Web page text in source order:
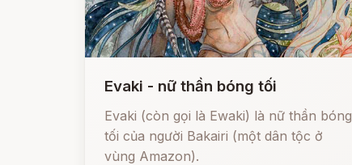
Evaki - nữ thần bóng tối
Evaki (còn gọi là Ewaki) là nữ thần bóng
tối của người Bakairi (một dân tộc ở
vùng Amazon).